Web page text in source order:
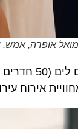
אמש.
במלון, שנמצא
אירוח